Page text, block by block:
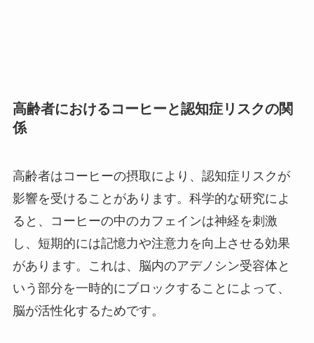
高齢者におけるコーヒーと認知症リスクの関
係
高齢者はコーヒーの摂取により、認知症リスクが
影響を受けることがあります。科学的な研究によ
ると、コーヒーの中のカフェインは神経を刺激
し、短期的には記憶力や注意力を向上させる効果
があります。これは、脳内のアデノシン受容体と
いう部分を一時的にブロックすることによって、
脳が活性化するためです。